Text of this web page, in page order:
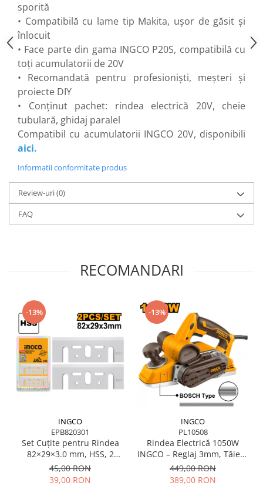
Scule manuale
Aparate de Tăiat Gresie
Briceag multifuncțional
Ciocan
Clești
Dălți pentru Lemn
Menghine
Scule pentru Gresie și Sticlă
Scule pentru grădină
Suflantă frunze
Suporturi laptop
Tirbușoane și deschizătoare de
sticle
Trafalet
Unelte pentru altoit
Greble
Motoforeze și Burghie de Pământ
Ventilatoare
sporită
• Compatibilă cu lame tip Makita, ușor de găsit și
înlocuit
• Face parte din gama INGCO P20S, compatibilă cu
toți acumulatorii de 20V
• Recomandată pentru profesioniști, meșteri și
proiecte DIY
• Conținut pachet: rindea electrică 20V, cheie
tubulară, ghidaj paralel
Compatibil cu acumulatorii INGCO 20V, disponibili
aici.
Informatii conformitate produs
Review-uri(0)
FAQ
RECOMANDARI
-13%
INGCO
EPB820301
Set Cuțite pentru Rindea
82×29×3.0 mm, HSS, 2
bucăți
45,00 RON
39,00 RON
-13%
INGCO
PL10508
Rindea Electrică 1050W
INGCO – Reglaj 3mm, Tăiere
82x3mm, 16.000 rpm
449,00 RON
389,00 RON